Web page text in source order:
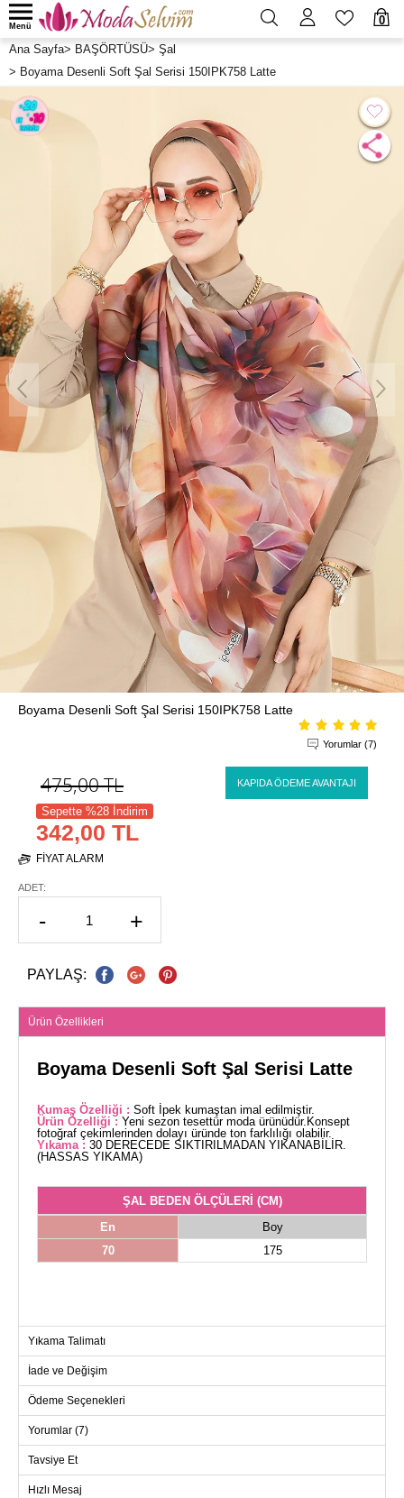
0
Menü
Ana Sayfa> BAŞÖRTÜSÜ> Şal
> Boyama Desenli Soft Şal Serisi 150IPK758 Latte
Boyama Desenli Soft Şal Serisi 150IPK758 Latte
Yorumlar (7)
475,00TL KAPIDA ÖDEME AVANTAJI
Sepette %28 İndirim
342,00 TL
FIYAT ALARM
ADET:
- +
PAYLAŞ:
Ürün Özellikleri
Boyama Desenli Soft Şal Serisi Latte
Kumaş Özelliği : Soft İpek kumaştan imal edilmiştir.
Ürün Özelliği : Yeni sezon tesettür moda ürünüdür.Konsept
fotoğraf çekimlerinden dolayı üründe ton farklılığı olabilir.
Yıkama : 30 DERECEDE SIKTIRILMADAN YIKANABİLİR.
(HASSAS YIKAMA)
ŞAL BEDEN ÖLÇÜLERİ (CM)
En
Boy
70
175
Yıkama Talimatı
İade ve Değişim
Ödeme Seçenekleri
Yorumlar (7)
Tavsiye Et
Hızlı Mesaj